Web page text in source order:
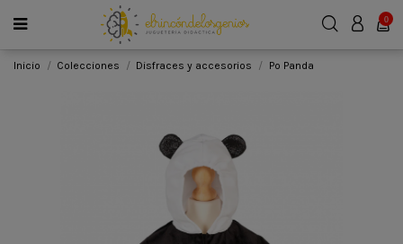
0
Inicio Colecciones Disfraces y accesorios Po Panda